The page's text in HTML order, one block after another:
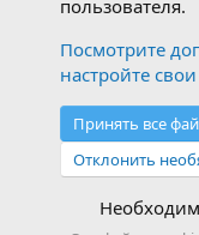
пользователя.
Посмотрите
настройте
Принять все
Отклонить